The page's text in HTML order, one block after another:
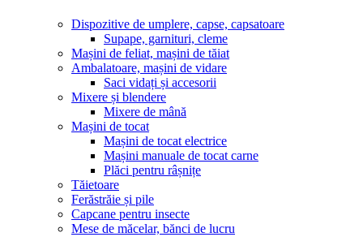
Dispozitive de umplere, capse, capsatoare
Supape, garnituri, cleme
Mașini de feliat, mașini de tăiat
Ambalatoare, mașini de vidare
Saci vidați și accesorii
Mixere și blendere
Mixere de mână
Mașini de tocat
Mașini de tocat electrice
Mașini manuale de tocat carne
Plăci pentru râșnițe
Tăietoare
Ferăstrăie și pile
Capcane pentru insecte
Mese de măcelar, bănci de lucru